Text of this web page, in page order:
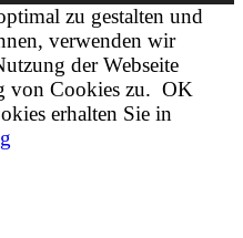
zu gestalten und
verwenden wir
der Webseite
von Cookies zu. OK
erhalten Sie in